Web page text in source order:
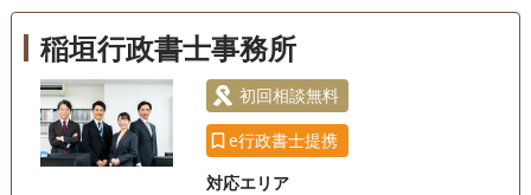
相続人調査
訪問可 土日相談可 初回相談無料
稲垣行政書士事務所
初回相談無料
e行政書士提携
対応エリア